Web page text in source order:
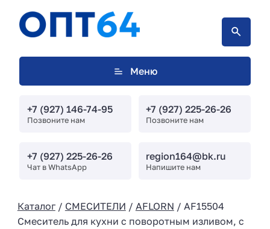
Меню
+7 (927) 146-74-95
Позвоните нам
+7 (927) 225-26-26
Позвоните нам
+7 (927) 225-26-26
Чат в WhatsApp
region164@bk.ru
Напишите нам
Каталог/ СМЕСИТЕЛИ / AFLORN / AF15504
Смеситель для кухни с поворотным изливом, с